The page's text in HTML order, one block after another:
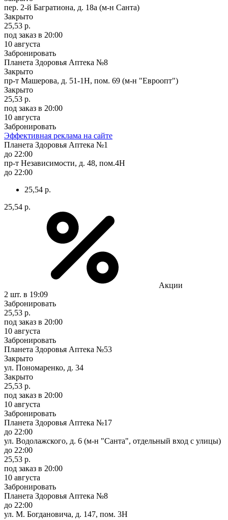
пер. 2-й Багратиона, д. 18а (м-н Санта)
Закрыто
25,53 р.
под заказ в 20:00
10 августа
Забронировать
Планета Здоровья Аптека №8
Закрыто
пр-т Машерова, д. 51-1Н, пом. 69 (м-н "Евроопт")
Закрыто
25,53 р.
под заказ в 20:00
10 августа
Забронировать
Эффективная реклама на сайте
Планета Здоровья Аптека №1
до 22:00
пр-т Независимости, д. 48, пом.4Н
до 22:00
25,54 р.
25,54 р.
Акции
2 шт. в 19:09
Забронировать
25,53 р.
под заказ в 20:00
10 августа
Забронировать
Планета Здоровья Аптека №53
Закрыто
ул. Пономаренко, д. 34
Закрыто
25,53 р.
под заказ в 20:00
10 августа
Забронировать
Планета Здоровья Аптека №17
до 22:00
ул. Водолажского, д. 6 (м-н "Санта", отдельный вход с улицы)
до 22:00
25,53 р.
под заказ в 20:00
10 августа
Забронировать
Планета Здоровья Аптека №8
до 22:00
ул. М. Богдановича, д. 147, пом. 3Н